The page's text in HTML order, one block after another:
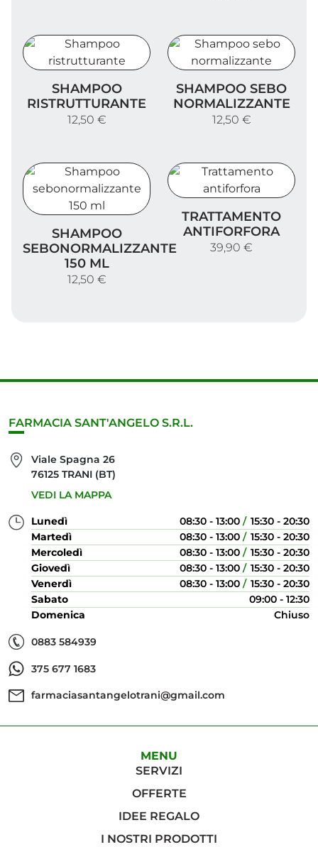
SHAMPOO
RISTRUTTURANTE
12,50 €
SHAMPOO SEBO
NORMALIZZANTE
12,50 €
Shampoo sebonormalizzante 150 ml
SHAMPOO
SEBONORMALIZZANTE
150 ML
12,50 €
TRATTAMENTO
ANTIFORFORA
39,90 €
FARMACIA SANT'ANGELO S.R.L.
Viale Spagna 26
76125 TRANI (BT)
VEDI LA MAPPA
Lunedì 08:30 - 13:00
15:30 - 20:30
Martedì
08:30 - 13:00
15:30 - 20:30
Mercoledì
08:30 - 13:00
15:30 - 20:30
Giovedì
08:30 - 13:00
15:30 - 20:30
Venerdì
08:30 - 13:00
15:30 - 20:30
Sabato
09:00 - 12:30
Domenica
Chiuso
0883 584939
375 677 1683
farmaciasantangelotrani@gmail.com
MENU
SERVIZI
OFFERTE
IDEE REGALO
I NOSTRI PRODOTTI